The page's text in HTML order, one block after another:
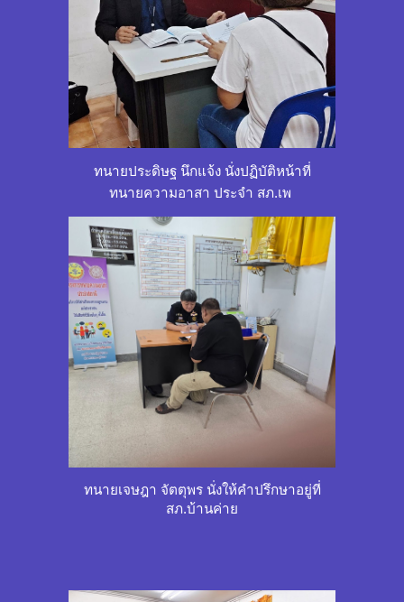
ทนายประดิษฐ นึกแจ้ง นั่งปฏิบัติหน้าที่
ทนายความอาสา ประจำ สภ.เพ
ทนายเจษฎา จัตตุพร นั่งให้คำปรึกษาอยู่ที่
สภ.บ้านค่าย